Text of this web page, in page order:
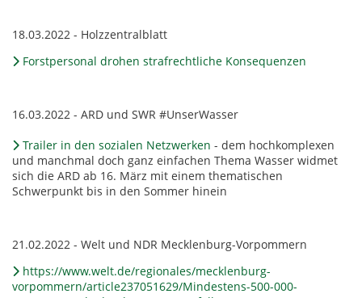
18.03.2022 - Holzzentralblatt
Forstpersonal drohen strafrechtliche Konsequenzen
16.03.2022 - ARD und SWR #UnserWasser
Trailer in den sozialen Netzwerken - dem hochkomplexen
und manchmal doch ganz einfachen Thema Wasser widmet
sich die ARD ab 16. März mit einem thematischen
Schwerpunkt bis in den Sommer hinein
21.02.2022 - Welt und NDR Mecklenburg-Vorpommern
https://www.welt.de/regionales/mecklenburg-
vorpommern/article237051629/Mindestens-500-000-